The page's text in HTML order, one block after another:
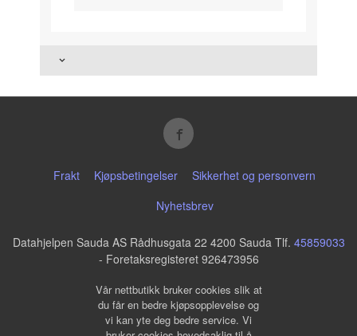
Frakt Kjøpsbetingelser
Sikkerhet og personvern
Nyhetsbrev
Datahjelpen Sauda AS Rådhusgata 22 4200 Sauda Tlf. 45859033
- Foretaksregisteret 926473956
Vår nettbutikk bruker cookies slik at
du får en bedre kjøpsopplevelse og
vi kan yte deg bedre service. Vi